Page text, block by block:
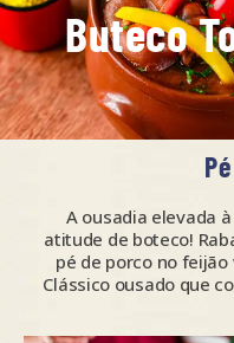
Buteco
A ousadia elevada
atitude de boteco!
pé de porco no
Clássico ousado que